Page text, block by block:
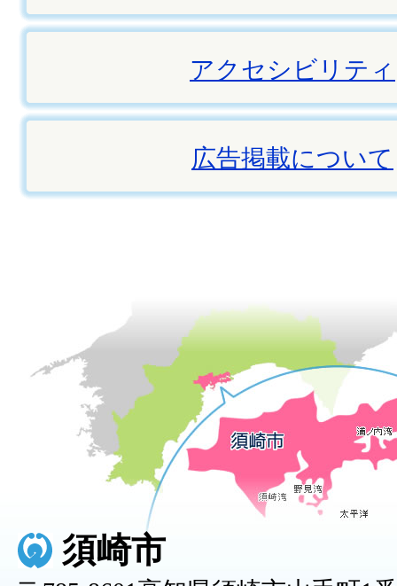
アクセシビリティ
広告掲載について
須崎市